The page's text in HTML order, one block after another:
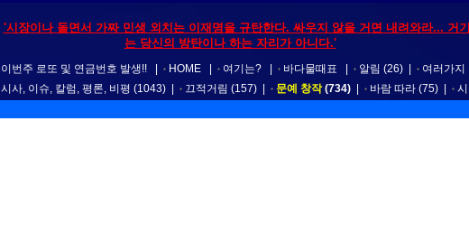
'시장이나 돌면서 가짜 민생 외치는 이재명을 규탄한다. 싸우지 않을 거면 내려와라... 거기
는 당신의 방탄이나 하는 자리가 아니다.'
이번주 로또 및 연금번호 발생!! HOME 여기는? 바다물때표 알림 (26) 여러가지
시사, 이슈, 칼럼, 평론, 비평 (1043) 끄적거림 (157) 문예 창작 (734) 바람 따라 (75)